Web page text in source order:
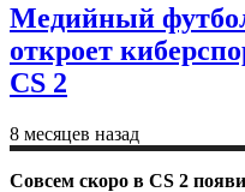
Медийный
откроет
CS 2
8 месяцев назад
Совсем скоро в CS 2